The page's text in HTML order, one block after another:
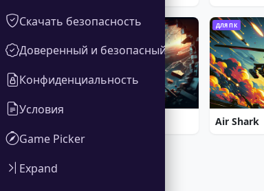
ДЛЯ ПК ДЛЯ ПК
Air Shark
Скачать безопасность
Доверенный и безопасный
Конфиденциальность
Условия
Game Picker
Expand